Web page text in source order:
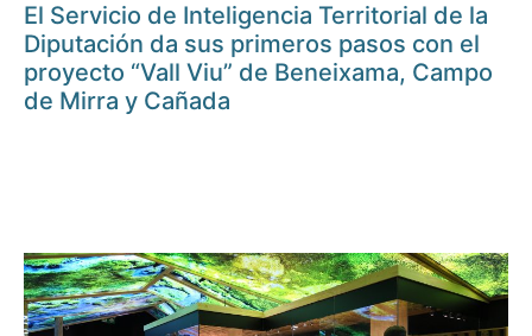
El Servicio de Inteligencia Territorial de la
Diputación da sus primeros pasos con el
proyecto “Vall Viu” de Beneixama, Campo
de Mirra y Cañada